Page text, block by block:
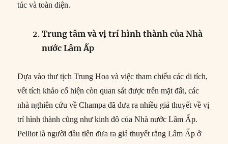
túc và toàn diện.
Trung tâm và vị trí hình thành của Nhà
nước Lâm Ấp
Dựa vào thư tịch Trung Hoa và việc tham chiếu các di tích,
vết tích khảo cổ hiện còn quan sát được trên mặt đất, các
nhà nghiên cứu về Champa đã đưa ra nhiều giả thuyết về vị
trí hình thành cũng như kinh đô của Nhà nước Lâm Ấp.
Pelliot là người đầu tiên đưa ra giả thuyết rằng Lâm Ấp ở